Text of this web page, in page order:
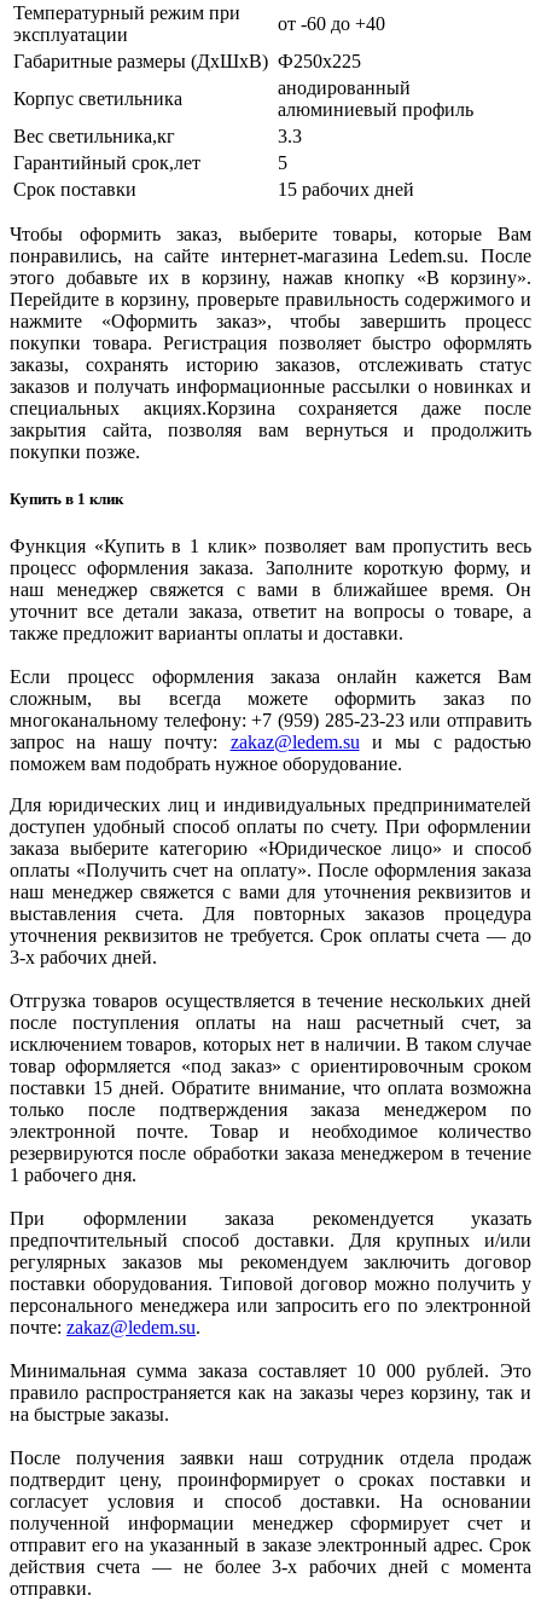
Температурный режим при
эксплуатации
от -60 до +40
Габаритные размеры (ДхШхВ) Ф250x225
Корпус светильника
анодированный
алюминиевый профиль
Вес светильника,кг
3.3
Гарантийный срок,лет
5
Срок поставки
15 рабочих дней
Чтобы оформить заказ, выберите товары, которые Вам
понравились, на сайте интернет-магазина Ledem.su. После
этого добавьте их в корзину, нажав кнопку «В корзину».
Перейдите в корзину, проверьте правильность содержимого и
нажмите «Оформить заказ», чтобы завершить процесс
покупки товара. Регистрация позволяет быстро оформлять
заказы, сохранять историю заказов, отслеживать статус
заказов и получать информационные рассылки о новинках и
специальных акциях.Корзина сохраняется даже после
закрытия сайта, позволяя вам вернуться и продолжить
покупки позже.
Купить в 1 клик
Функция «Купить в 1 клик» позволяет вам пропустить весь
процесс оформления заказа. Заполните короткую форму, и
наш менеджер свяжется с вами в ближайшее время. Он
уточнит все детали заказа, ответит на вопросы о товаре, а
также предложит варианты оплаты и доставки.
Если процесс оформления заказа онлайн кажется Вам
сложным, вы всегда можете оформить заказ по
многоканальному телефону: +7 (959) 285-23-23 или отправить
запрос на нашу почту: zakaz@ledem.su и мы с радостью
поможем вам подобрать нужное оборудование.
Для юридических лиц и индивидуальных предпринимателей
доступен удобный способ оплаты по счету. При оформлении
заказа выберите категорию «Юридическое лицо» и способ
оплаты «Получить счет на оплату». После оформления заказа
наш менеджер свяжется с вами для уточнения реквизитов и
выставления счета. Для повторных заказов процедура
уточнения реквизитов не требуется. Срок оплаты счета — до
3-х рабочих дней.
Отгрузка товаров осуществляется в течение нескольких дней
после поступления оплаты на наш расчетный счет, за
исключением товаров, которых нет в наличии. В таком случае
товар оформляется «под заказ» с ориентировочным сроком
поставки 15 дней. Обратите внимание, что оплата возможна
только после подтверждения заказа менеджером по
электронной почте. Товар и необходимое количество
резервируются после обработки заказа менеджером в течение
1 рабочего дня.
При оформлении заказа рекомендуется указать
предпочтительный способ доставки. Для крупных и/или
регулярных заказов мы рекомендуем заключить договор
поставки оборудования. Типовой договор можно получить у
персонального менеджера или запросить его по электронной
почте: zakaz@ledem.su.
Минимальная сумма заказа составляет 10 000 рублей. Это
правило распространяется как на заказы через корзину, так и
на быстрые заказы.
После получения заявки наш сотрудник отдела продаж
подтвердит цену, проинформирует о сроках поставки и
согласует условия и способ доставки. На основании
полученной информации менеджер сформирует счет и
отправит его на указанный в заказе электронный адрес. Срок
действия счета — не более 3-х рабочих дней с момента
отправки.